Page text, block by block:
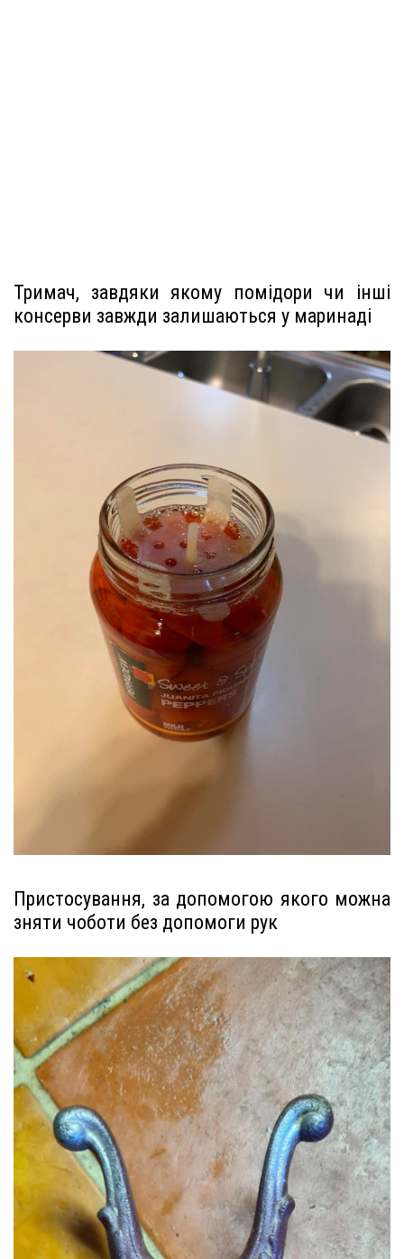
Тримач, завдяки якому помідори чи інші
консерви завжди залишаються у маринаді
Пристосування, за допомогою якого можна
зняти чоботи без допомоги рук